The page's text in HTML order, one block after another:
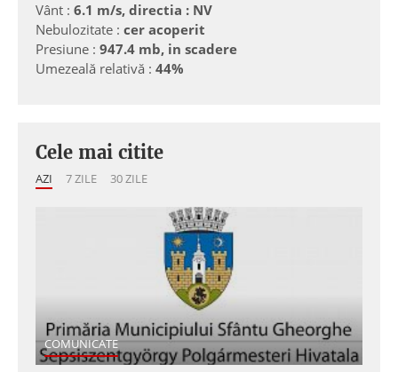
Vânt : 6.1 m/s, directia : NV
Nebulozitate : cer acoperit
Presiune : 947.4 mb, in scadere
Umezeală relativă : 44%
Cele mai citite
AZI 7 ZILE 30 ZILE
COMUNICATE